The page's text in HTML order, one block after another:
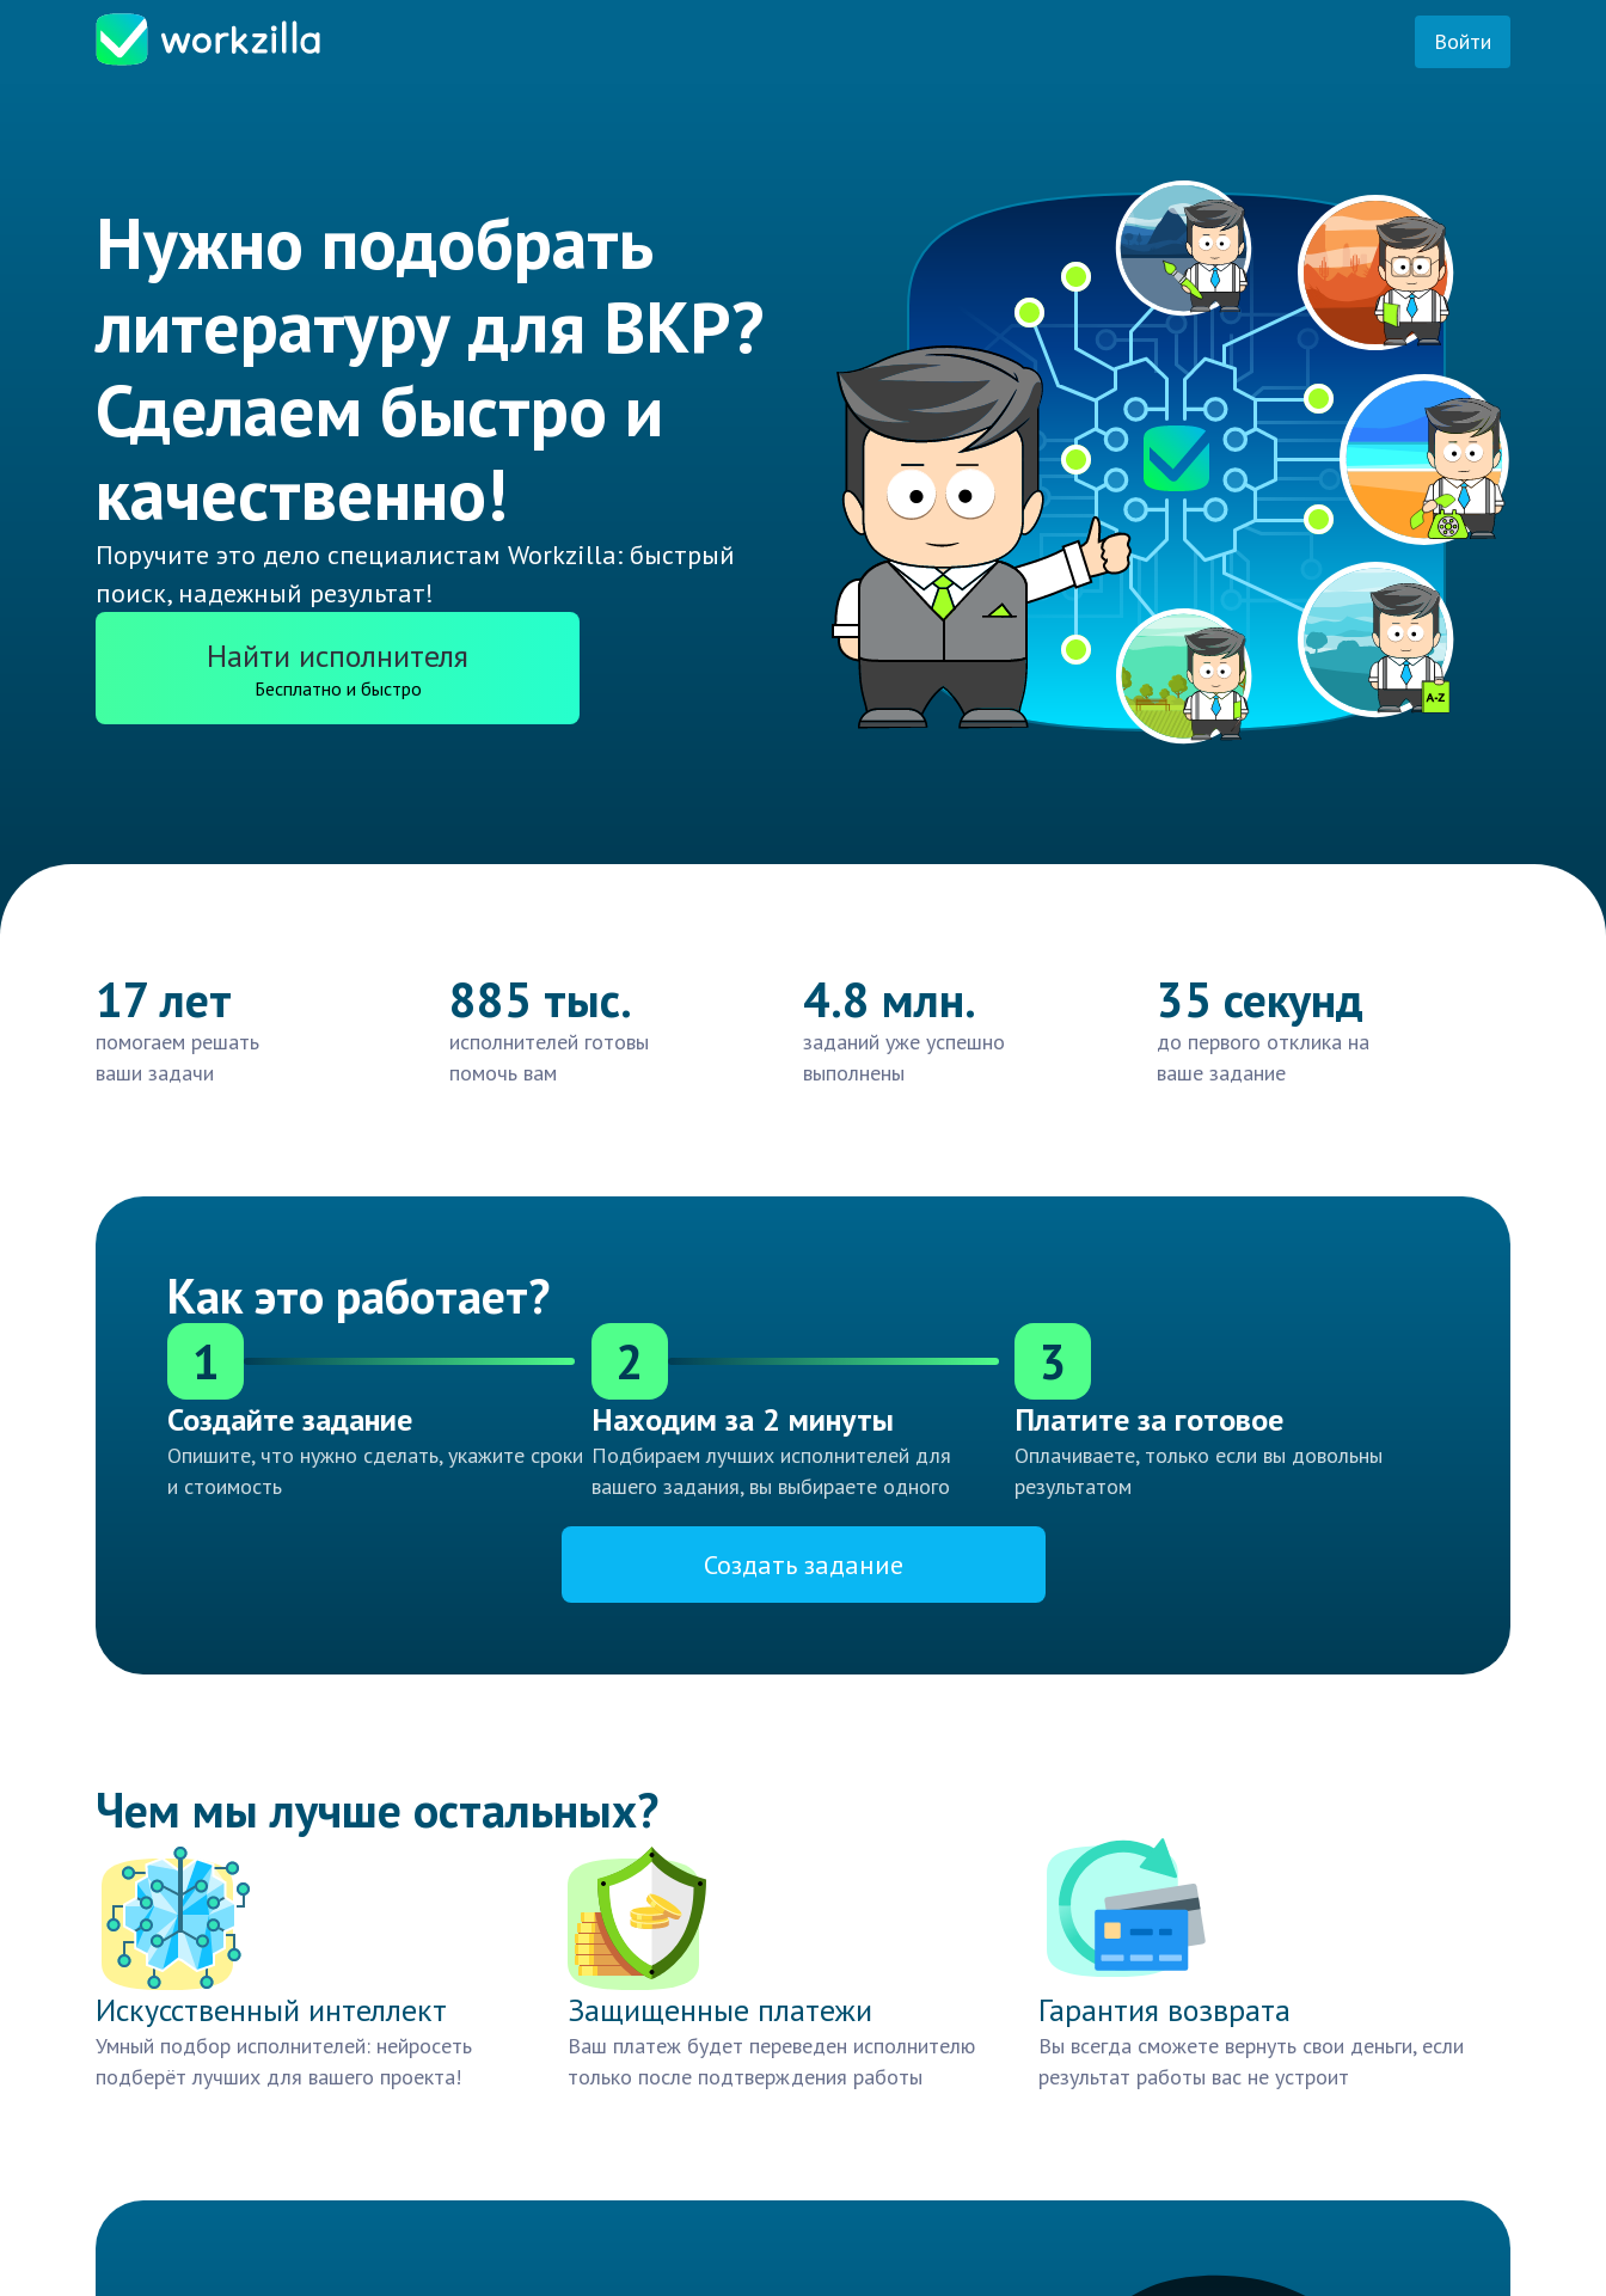
Войти
Нужно подобрать
литературу для ВКР?
Сделаем быстро и
качественно!
Поручите это дело специалистам Workzilla: быстрый
поиск, надежный результат!
Найти исполнителя
Бесплатно и быстро
17 лет
помогаем решать
ваши задачи
885 тыс.
исполнителей готовы
помочь вам
4.8 млн.
заданий уже успешно
выполнены
35 секунд
до первого отклика на
ваше задание
Как это работает?
1
Создайте задание
Опишите, что нужно сделать, укажите сроки
и стоимость
2
Находим за 2 минуты
Подбираем лучших исполнителей для
вашего задания, вы выбираете одного
3
Платите за готовое
Оплачиваете, только если вы довольны
результатом
Создать задание
Чем мы лучше остальных?
Искусственный интеллект
Умный подбор исполнителей: нейросеть
подберёт лучших для вашего проекта!
Защищенные платежи
Ваш платеж будет переведен исполнителю
только после подтверждения работы
Гарантия возврата
Вы всегда сможете вернуть свои деньги, если
результат работы вас не устроит